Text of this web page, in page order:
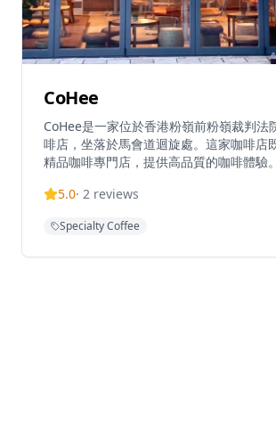
CoHee
CoHee是一家位於香港粉嶺前粉嶺裁判法
啡店，坐落於馬會道迴旋處。這家咖啡店
精品咖啡專門店，提供高品質的咖啡體驗
種服務，包括咖啡工作坊、顧問服務和批
的漩渦滴漏壺。粉嶺分店接受預約。
5.0· 2 reviews
Specialty Coffee